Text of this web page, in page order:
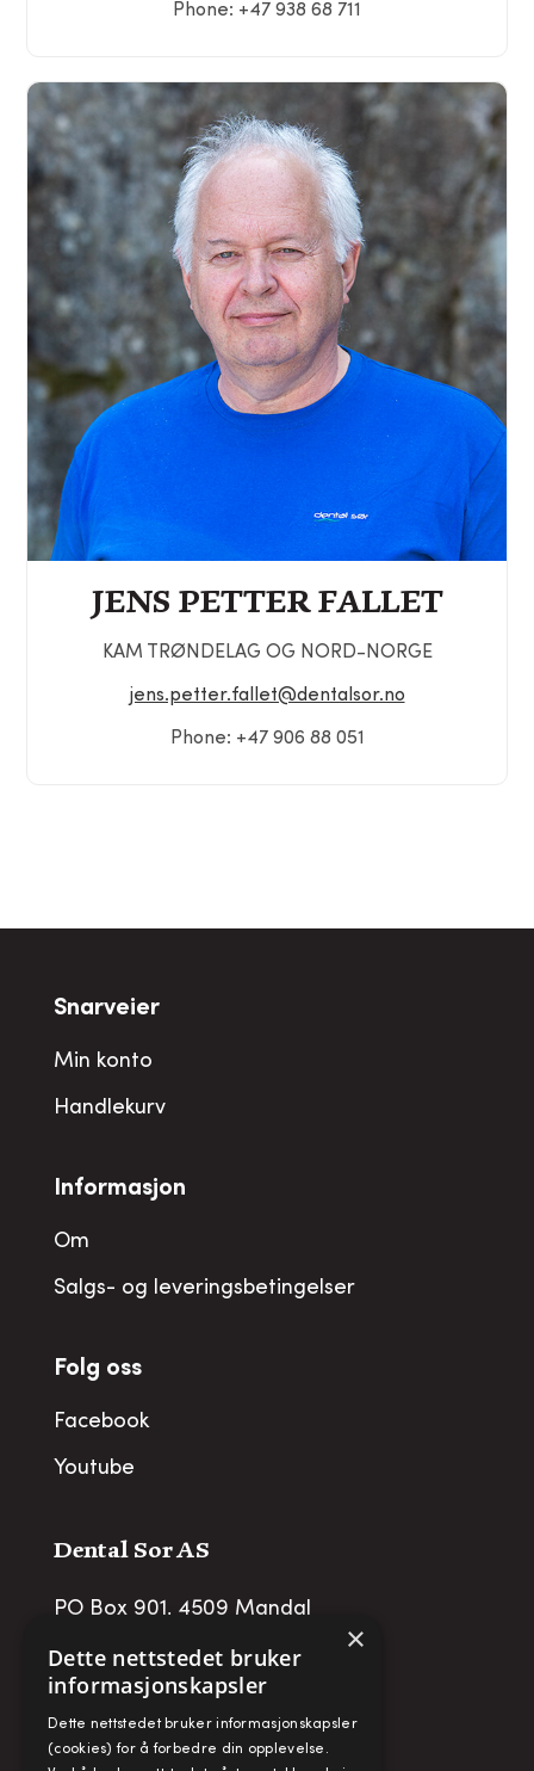
Phone: +47 938 68 711
JENS PETTER FALLET
KAM TRØNDELAG OG NORD-NORGE
jens.petter.fallet@dentalsor.no
Phone: +47 906 88 051
Snarveier
Min konto
Handlekurv
Informasjon
Om
Salgs- og leveringsbetingelser
Folg oss
Facebook
Youtube
Dental Sor AS
PO Box 901, 4509 Mandal
post@dentalsor.no
Org no:948 782 979 VAT
Telefon:
+47 38 27 88 88
×
Dette nettstedet bruker
informasjonskapsler
Dette nettstedet bruker informasjonskapsler
(cookies) for å forbedre din opplevelse.